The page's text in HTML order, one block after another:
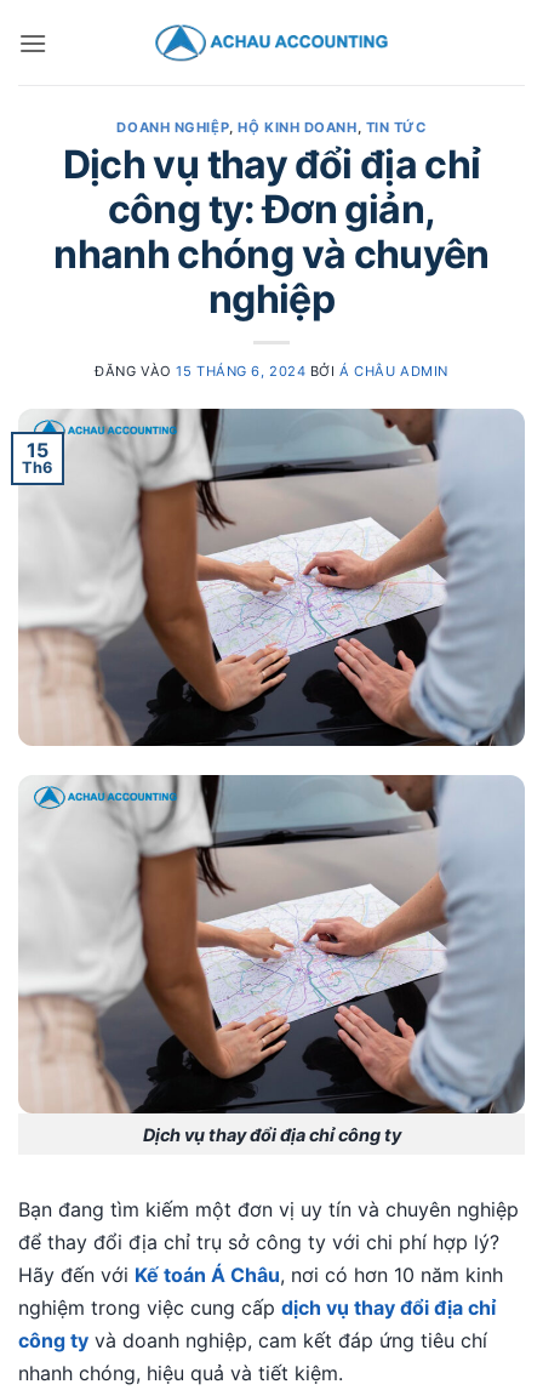
DOANH NGHIỆP,HỘ KINH DOANH, TIN TỨC
Dịch vụ thay đổi địa chỉ
công ty: Đơn giản,
nhanh chóng và chuyên
nghiệp
ĐĂNG VÀO15 THÁNG 6, 2024 BỞIÁ CHÂU ADMIN
15
Th6
Dịch vụ thay đổi địa chỉ công ty
Bạn đang tìm kiếm một đơn vị uy tín và chuyên nghiệp
để thay đổi địa chỉ trụ sở công ty với chi phí hợp lý?
Hãy đến với Kế toán Á Châu, nơi có hơn 10 năm kinh
nghiệm trong việc cung cấp dịch vụ thay đổi địa chỉ
công ty và doanh nghiệp, cam kết đáp ứng tiêu chí
nhanh chóng, hiệu quả và tiết kiệm.